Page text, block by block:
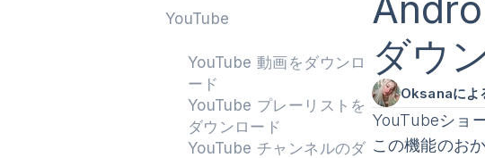
YouTube
YouTube 動画をダウンロ
ード
YouTube プレーリストを
ダウンロード
YouTube チャンネルのダ
ダウ
Oksanaによ
YouTubeショ
この機能のお